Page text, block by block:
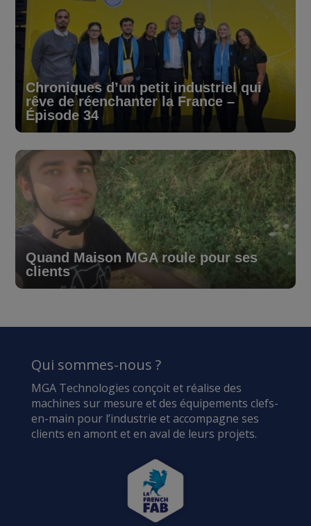
Chroniques d’un petit industriel qui
rêve de réenchanter la France –
Épisode 34
Quand Maison MGA roule pour ses
clients
Qui sommes-nous ?
MGA Technologies conçoit et réalise des
machines sur mesure et des équipements clefs-
en-main pour l’industrie et accompagne ses
clients en amont et en aval de leurs projets.